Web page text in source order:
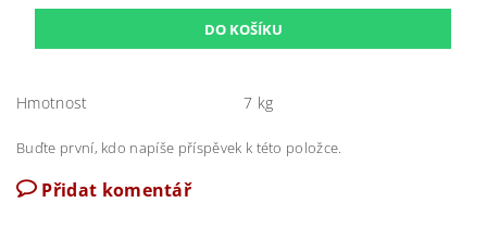
Hmotnost 7 kg
Buďte první, kdo napíše příspěvek k této položce.
Přidat komentář